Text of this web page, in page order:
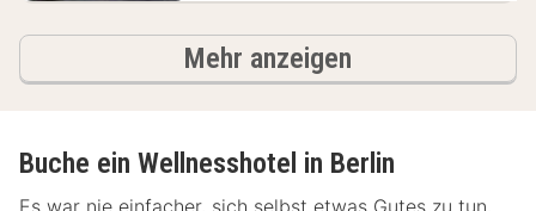
Mehr anzeigen
Buche ein Wellnesshotel in Berlin